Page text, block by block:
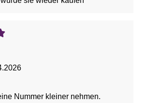
Nummer kleiner nehmen.